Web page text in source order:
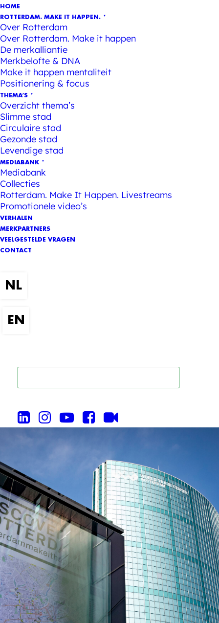
HOME
ROTTERDAM. MAKE IT HAPPEN.
Over Rotterdam
Over Rotterdam. Make it happen
De merkalliantie
Merkbelofte & DNA
Make it happen mentaliteit
Positionering & focus
THEMA’S
Overzicht thema’s
Slimme stad
Circulaire stad
Gezonde stad
Levendige stad
MEDIABANK
Mediabank
Collecties
Rotterdam. Make It Happen. Livestreams
Promotionele video’s
VERHALEN
MERKPARTNERS
VEELGESTELDE VRAGEN
CONTACT